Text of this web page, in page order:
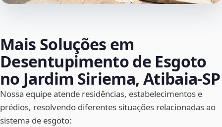
Mais Soluções em
Desentupimento de Esgoto
no Jardim Siriema, Atibaia‑SP
Nossa equipe atende residências, estabelecimentos e
prédios, resolvendo diferentes situações relacionadas ao
sistema de esgoto: